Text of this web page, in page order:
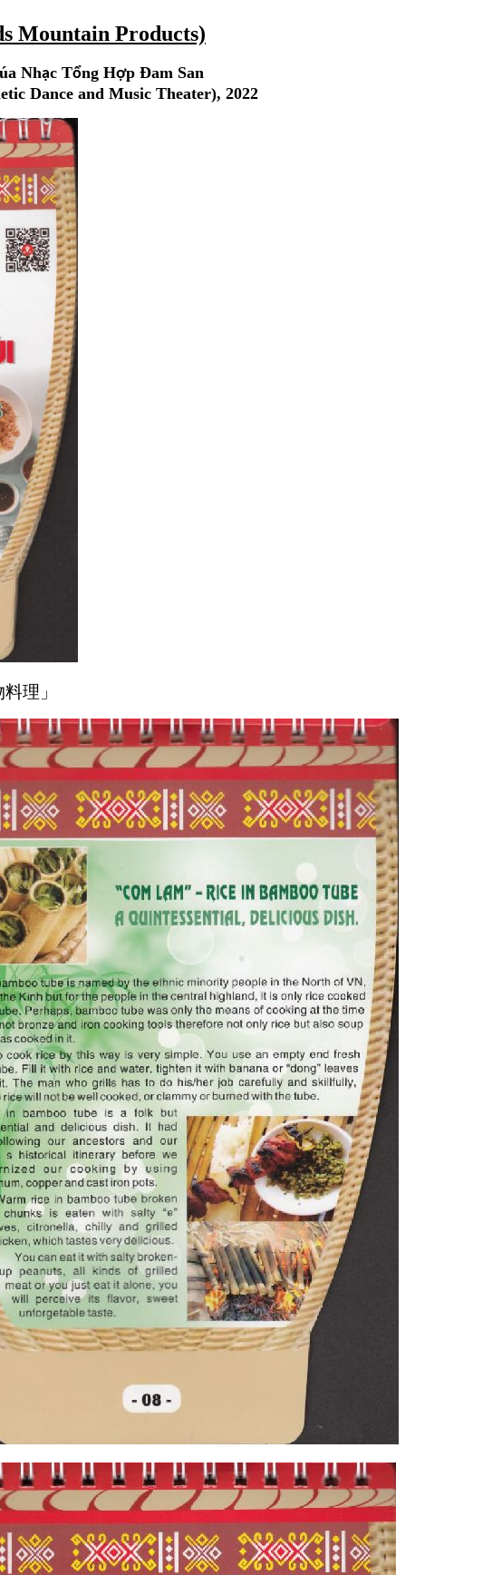
Mountain Products)
Nhạc Tổng Hợp Đam San
Dance and Music Theater), 2022
理」